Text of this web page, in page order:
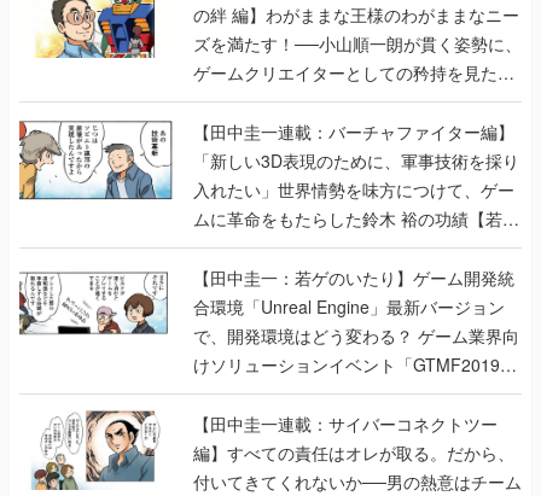
の絆 編】わがままな王様のわがままなニー
ズを満たす！──小山順一朗が貫く姿勢に、
ゲームクリエイターとしての矜持を見た
【若ゲのいたり最終回】
【田中圭一連載：バーチャファイター編】
「新しい3D表現のために、軍事技術を採り
入れたい」世界情勢を味方につけて、ゲー
ムに革命をもたらした鈴木 裕の功績【若ゲ
のいたり】
【田中圭一：若ゲのいたり】ゲーム開発統
合環境「Unreal Engine」最新バージョン
で、開発環境はどう変わる？ ゲーム業界向
けソリューションイベント「GTMF2019」
に行って、より理解を深めよう【PR】
【田中圭一連載：サイバーコネクトツー
編】すべての責任はオレが取る。だから、
付いてきてくれないか──男の熱意はチーム